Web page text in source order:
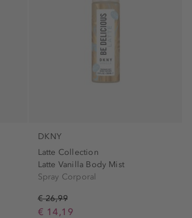
DKNY
Latte Collection
Latte Vanilla Body Mist
Spray Corporal
€ 26,99
€ 14,19